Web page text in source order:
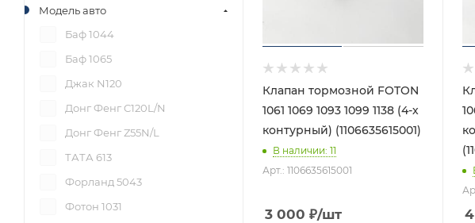
Клапан тормозной FOTON
1061 1069 1093 1099 1138 (4-х
контурный) (1106635615001)
В наличии: 11
Арт.: 1106635615001
3 000 ₽/шт
Модель авто
Баф 1044
Баф 1065
Джак N120
Донг Фенг C120L/N
Донг Фенг Z55N/L
ТАТА 613
Форланд 5043
Фотон 1031